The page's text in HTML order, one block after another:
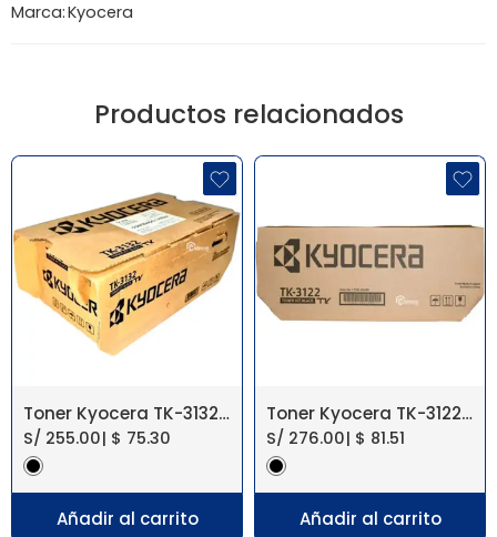
Marca:Kyocera
Productos relacionados
Toner Kyocera TK-3132 FS-4300DN 25K
S/ 255.00| $ 75.30
Añadir al carrito
Toner Kyocera TK-3122 FS-4200DN 21K
S/ 276.00| $ 81.51
Añadir al carrito